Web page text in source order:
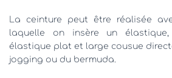
La ceinture peut être réalisée
laquelle on insère un
élastique plat et large cousue
jogging ou du bermuda.